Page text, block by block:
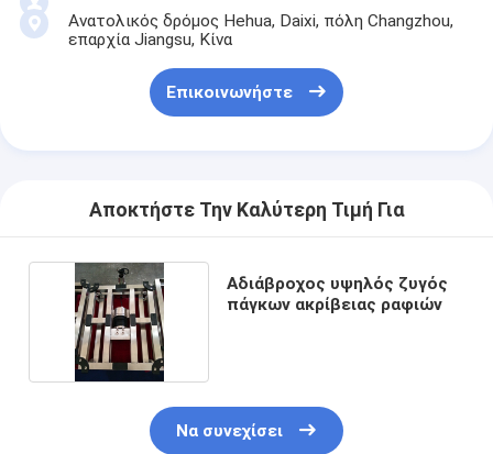
Ανατολικός δρόμος Hehua, Daixi, πόλη Changzhou,
επαρχία Jiangsu, Κίνα
Επικοινωνήστε
Αποκτήστε Την Καλύτερη Τιμή Για
Αδιάβροχος υψηλός ζυγός
πάγκων ακρίβειας ραφιών
Να συνεχίσει